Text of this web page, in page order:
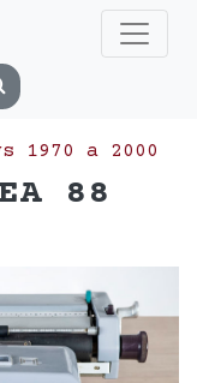
1970 a 2000
88